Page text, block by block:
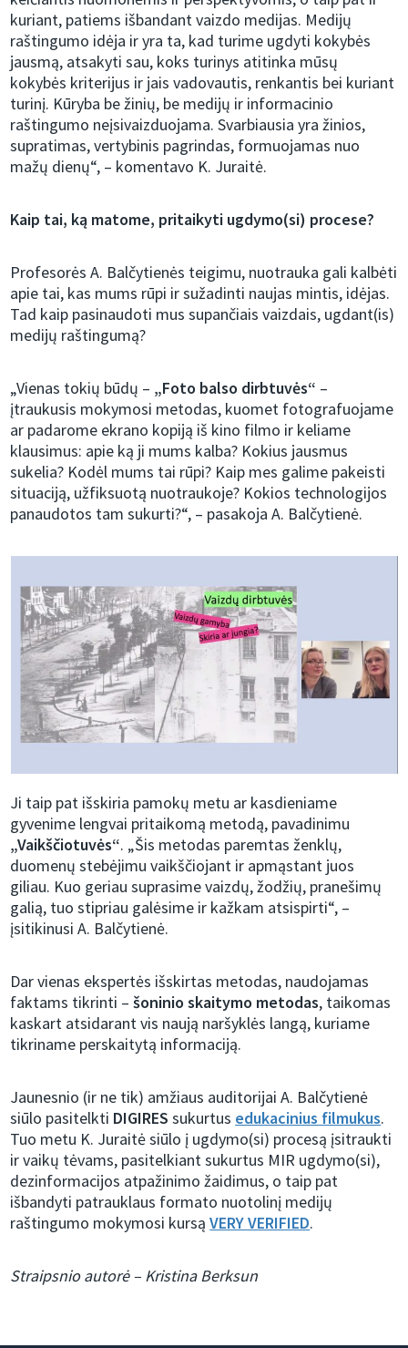
kuriant, patiems išbandant vaizdo medijas. Medijų
raštingumo idėja ir yra ta, kad turime ugdyti kokybės
jausmą, atsakyti sau, koks turinys atitinka mūsų
kokybės kriterijus ir jais vadovautis, renkantis bei kuriant
turinį. Kūryba be žinių, be medijų ir informacinio
raštingumo neįsivaizduojama. Svarbiausia yra žinios,
supratimas, vertybinis pagrindas, formuojamas nuo
mažų dienų“, – komentavo K. Juraitė.
Kaip tai, ką matome, pritaikyti ugdymo(si) procese?
Profesorės A. Balčytienės teigimu, nuotrauka gali kalbėti
apie tai, kas mums rūpi ir sužadinti naujas mintis, idėjas.
Tad kaip pasinaudoti mus supančiais vaizdais, ugdant(is)
medijų raštingumą?
„Vienas tokių būdų – „Foto balso dirbtuvės“ –
įtraukusis mokymosi metodas, kuomet fotografuojame
ar padarome ekrano kopiją iš kino filmo ir keliame
klausimus: apie ką ji mums kalba? Kokius jausmus
sukelia? Kodėl mums tai rūpi? Kaip mes galime pakeisti
situaciją, užfiksuotą nuotraukoje? Kokios technologijos
panaudotos tam sukurti?“, – pasakoja A. Balčytienė.
Ji taip pat išskiria pamokų metu ar kasdieniame
gyvenime lengvai pritaikomą metodą, pavadinimu
„Vaikščiotuvės“. „Šis metodas paremtas ženklų,
duomenų stebėjimu vaikščiojant ir apmąstant juos
giliau. Kuo geriau suprasime vaizdų, žodžių, pranešimų
galią, tuo stipriau galėsime ir kažkam atsispirti“, –
įsitikinusi A. Balčytienė.
Dar vienas ekspertės išskirtas metodas, naudojamas
faktams tikrinti –šoninio skaitymo metodas, taikomas
kaskart atsidarant vis naują naršyklės langą, kuriame
tikriname perskaitytą informaciją.
Jaunesnio (ir ne tik) amžiaus auditorijai A. Balčytienė
siūlo pasitelkti DIGIRES sukurtus edukacinius filmukus.
Tuo metu K. Juraitė siūlo į ugdymo(si) procesą įsitraukti
ir vaikų tėvams, pasitelkiant sukurtus MIR ugdymo(si),
dezinformacijos atpažinimo žaidimus, o taip pat
išbandyti patrauklaus formato nuotolinį medijų
raštingumo mokymosi kursąVERY VERIFIED.
Straipsnio autorė – Kristina Berksun